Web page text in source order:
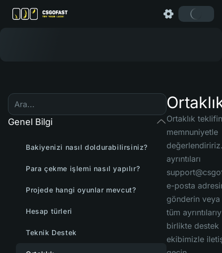
Genel Bilgi
Bakiyenizi nasıl doldurabilirsiniz?
Para çekme işlemi nasıl yapılır?
Projede hangi oyunlar mevcut?
Hesap türleri
Teknik Destek
Ortaklık
memnuniyetle
ayrıntıları
e-posta
gönderin
tüm
birlikte destek
ekibimizle